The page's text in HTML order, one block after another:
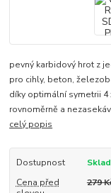
pevný karbidový hrot z
pro cihly, beton,
díky optimální symetrii 4
rovnoměrně a
celý popis
Dostupnost
Cena před
279